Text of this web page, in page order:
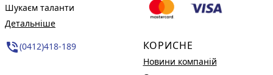
Шукаєм таланти
Детальніше
phone_in_talk(0412)418-189 КОРИСНЕ
Новини компаній